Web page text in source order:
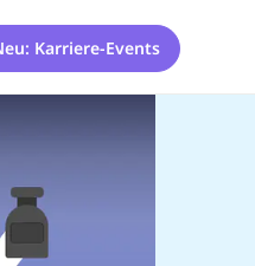
Karriere-Events